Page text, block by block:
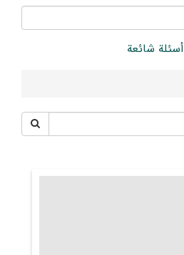
أسئلة شائعة